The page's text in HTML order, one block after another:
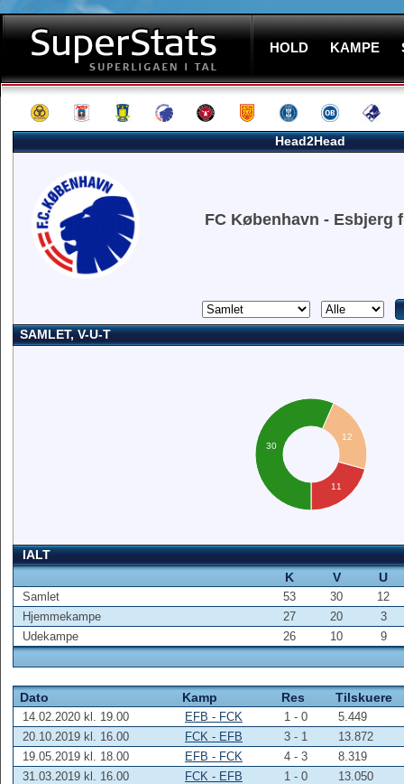
HOLD KAMPE
Head2Head
FC København - Esbjerg
SAMLET, V-U-T
11
12
30
IALT
K
V U
Samlet 53 30
12
Hjemmekampe
27 20
3
Udekampe
26 10 9
Dato Kamp Res Tilskuere
14.02.2020 kl. 19.00 EFB - FCK 1 - 0
5.449
20.10.2019 kl. 16.00
FCK - EFB 3 - 1
13.872
19.05.2019 kl. 18.00
EFB - FCK 4 - 3
8.319
31.03.2019 kl. 16.00
FCK - EFB 1 - 0
13.050